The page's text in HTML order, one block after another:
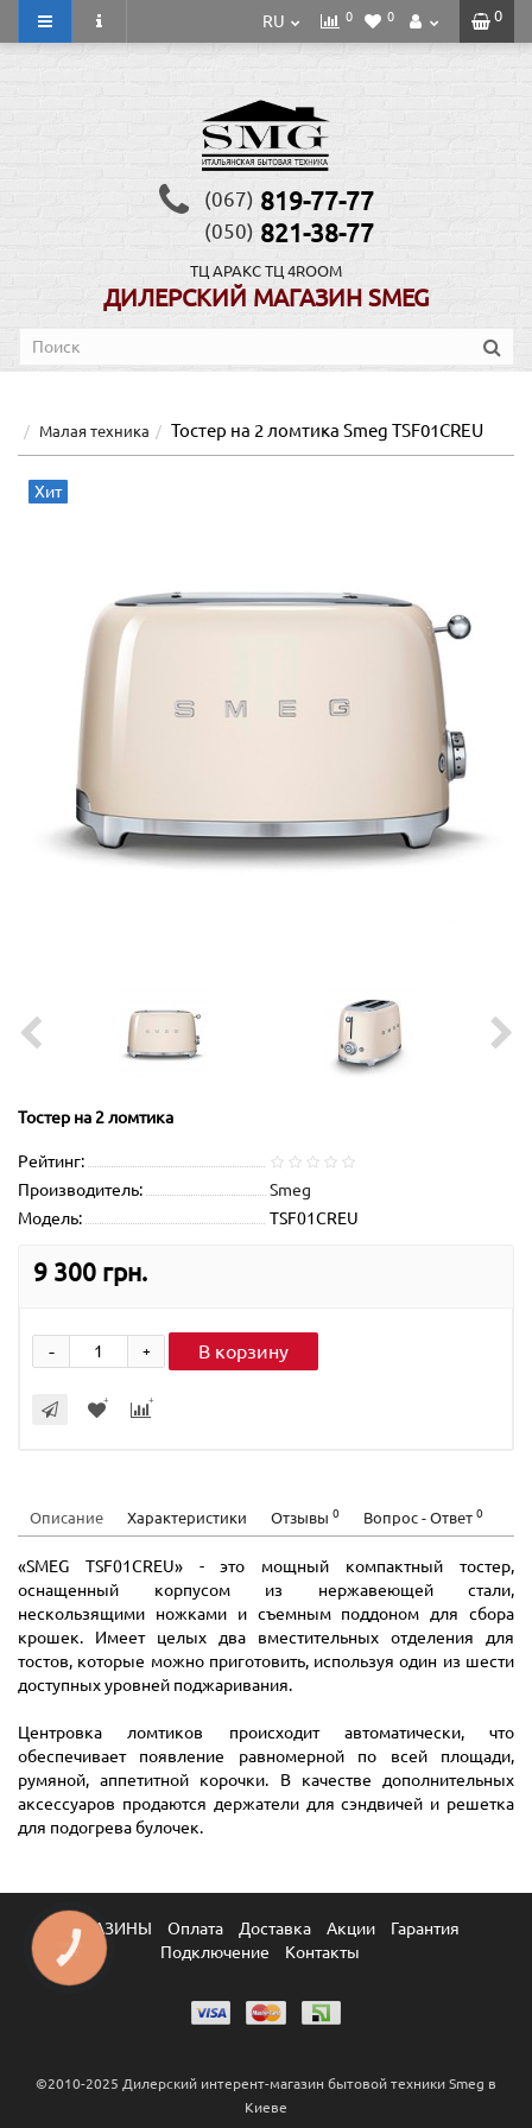
0
RU 0 0
(067) 819-77-77
(050) 821-38-77
ТЦ АРАКС ТЦ 4ROOM
ДИЛЕРСКИЙ МАГАЗИН SMEG
Малая техника Тостер на 2 ломтика Smeg TSF01CREU
Хит
Тостер на 2 ломтика
Рейтинг:
Производитель:
Smeg
Модель:
TSF01CREU
9 300 грн.
+
- В корзину
Описание Характеристики Отзывы 0 Вопрос - Ответ 0
«SMEG TSF01CREU» - это мощный компактный тостер,
оснащенный корпусом из нержавеющей стали,
нескользящими ножками и съемным поддоном для сбора
крошек. Имеет целых два вместительных отделения для
тостов, которые можно приготовить, используя один из шести
доступных уровней поджаривания.
Центровка ломтиков происходит автоматически, что
обеспечивает появление равномерной по всей площади,
румяной, аппетитной корочки. В качестве дополнительных
аксессуаров продаются держатели для сэндвичей и решетка
для подогрева булочек.
МАГАЗИНЫ Оплата Доставка Акции
Гарантия
Подключение
Контакты
©2010-2025 Дилерский интерент-магазин бытовой техники Smeg в
Киеве
КНОПКА
ЗВ'ЯЗКУ